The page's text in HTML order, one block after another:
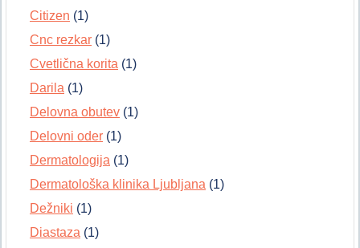
Citizen (1)
Cnc rezkar (1)
Cvetlična korita (1)
Darila (1)
Delovna obutev (1)
Delovni oder (1)
Dermatologija (1)
Dermatološka klinika Ljubljana (1)
Dežniki (1)
Diastaza (1)